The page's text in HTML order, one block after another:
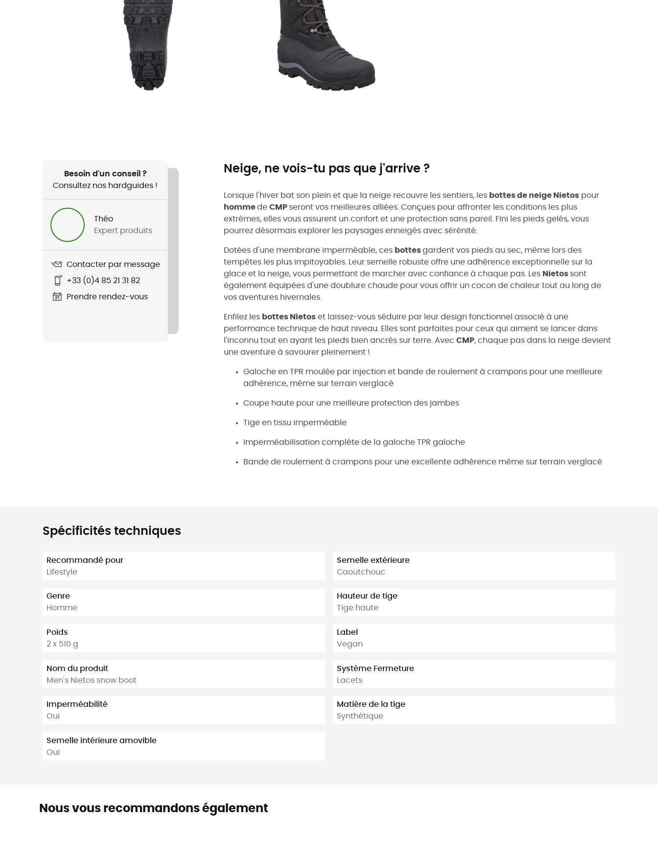
Besoin d'un conseil ?
Consultez nos hardguides !
Théo
Expert produits
Contacter par message
+33 (0)4 85 21 31 82
Prendre rendez-vous
Neige, ne vois-tu pas que j'arrive ?
Lorsque l'hiver bat son plein et que la neige recouvre les sentiers, les bottes de neige Nietos pour
hommede CMP seront vos meilleures alliées. Conçues pour affronter les conditions les plus
extrêmes, elles vous assurent un confort et une protection sans pareil. Fini les pieds gelés, vous
pourrez désormais explorer les paysages enneigés avec sérénité.
Dotées d'une membrane imperméable, ces bottesgardent vos pieds au sec, même lors des
tempêtes les plus impitoyables. Leur semelle robuste offre une adhérence exceptionnelle sur la
glace et la neige, vous permettant de marcher avec confiance à chaque pas. Les Nietos sont
également équipées d'une doublure chaude pour vous offrir un cocon de chaleur tout au long de
vos aventures hivernales.
Enfilez les bottes Nietos et laissez-vous séduire par leur design fonctionnel associé à une
performance technique de haut niveau. Elles sont parfaites pour ceux qui aiment se lancer dans
l'inconnu tout en ayant les pieds bien ancrés sur terre. Avec CMP, chaque pas dans la neige devient
une aventure à savourer pleinement !
Galoche en TPR moulée par injection et bande de roulement à crampons pour une meilleure
adhérence, même sur terrain verglacé
Coupe haute pour une meilleure protection des jambes
Tige en tissu imperméable
Imperméabilisation complète de la galoche TPR galoche
Bande de roulement à crampons pour une excellente adhérence même sur terrain verglacé
Spécificités techniques
Recommandé pour
Lifestyle
Genre
Homme
Poids
2 x 510 g
Nom du produit
Men's Nietos snow boot
Imperméabilité
Oui
Semelle intérieure amovible
Oui
Semelle extérieure
Caoutchouc
Hauteur de tige
Tige haute
Label
Vegan
Système Fermeture
Lacets
Matière de la tige
Synthétique
Nous vous recommandons également